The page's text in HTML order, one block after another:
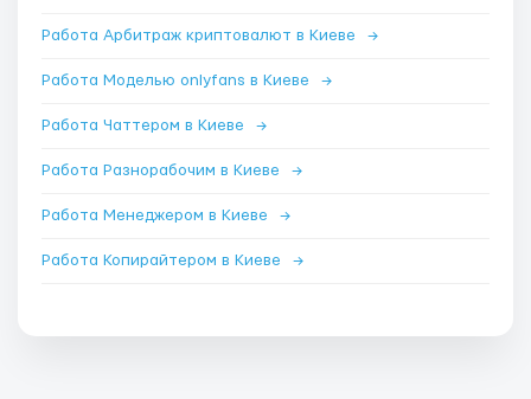
Работа Арбитраж криптовалют в Киеве →
Работа Моделью onlyfans в Киеве →
Работа Чаттером в Киеве →
Работа Разнорабочим в Киеве →
Работа Менеджером в Киеве →
Работа Копирайтером в Киеве →